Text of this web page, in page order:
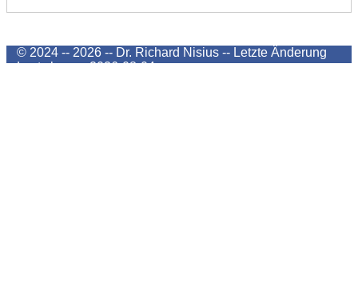
© 2024 -- 2026 -- Dr. Richard Nisius -- Letzte Änderung
Last change2026-08-04